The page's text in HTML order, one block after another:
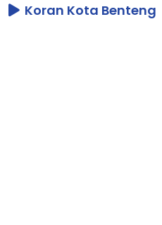
Koran Kota Benteng